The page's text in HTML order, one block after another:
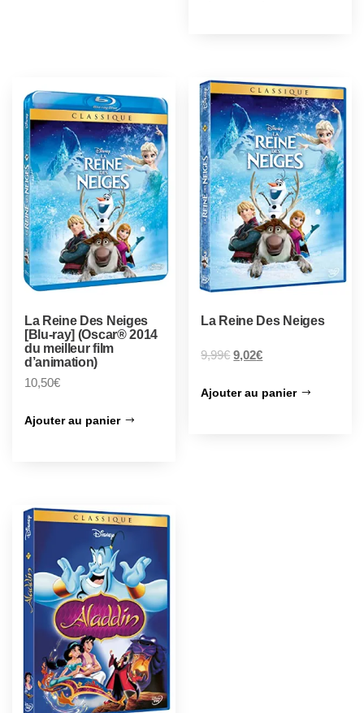
La Reine Des Neiges
[Blu-ray] (Oscar® 2014
du meilleur film
d’animation)
10,50€
Ajouter au panier
La Reine Des Neiges
9,99€ 9,02€
Ajouter au panier